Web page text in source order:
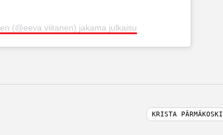
(@eeva.viitanen) jakama julkaisu
KRISTA PÄRMÄKOSKI